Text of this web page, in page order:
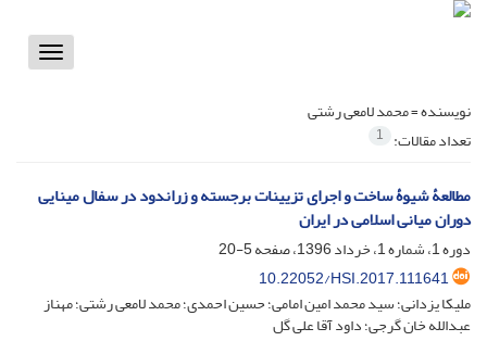
Toggle
نویسنده =محمد لامعی رشتی
تعداد مقالات: 1
مطالعۀ شیوۀ ساخت و اجرای تزیینات برجسته و زراندود در سفال مینایی
دوران میانی اسلامی در ایران
دوره 1، شماره 1، خرداد 1396، صفحه
5-20
10.22052/HSI.2017.111641
ملیکا یزدانی؛ سید محمد امین امامی؛ حسین احمدی؛ محمد لامعی رشتی؛ مهناز
عبدالله خان گرجی؛ داود آقا علی گل